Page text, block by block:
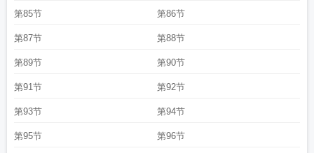
第85节 第86节
第87节 第88节
第89节 第90节
第91节 第92节
第93节 第94节
第95节 第96节